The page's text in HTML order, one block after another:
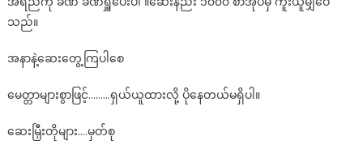
သည်။
အနာနဲ့ဆေးတွေ့ကြပါစေ
မေတ္တာများစွာဖြင့်………ရှယ်ယူထားလို့ ပိုနေတယ်မရှိပါ။
ဆေးမြှီးတိုများ….မှတ်စု